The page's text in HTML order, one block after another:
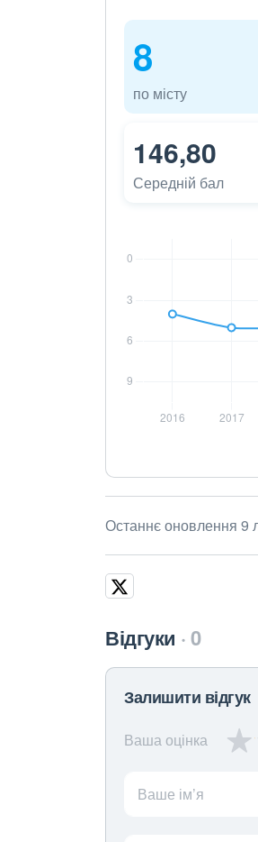
8
по місту
146,80
Середній бал
Останнє оновлення 9
Відгуки 0
Залишити відгук
Ваша оцінка
Ваше ім’я